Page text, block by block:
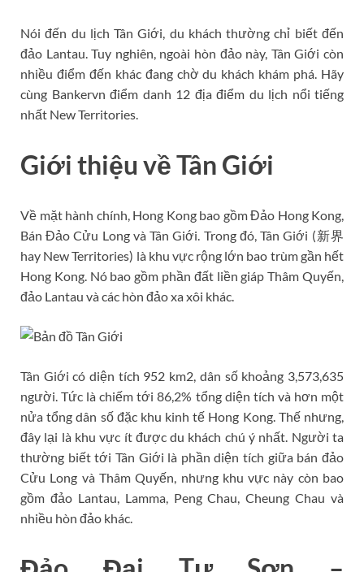
Nói đến du lịch Tân Giới, du khách thường chỉ biết đến
đảo Lantau. Tuy nghiên, ngoài hòn đảo này, Tân Giới còn
nhiều điểm đến khác đang chờ du khách khám phá. Hãy
cùng Bankervn điểm danh 12 địa điểm du lịch nổi tiếng
nhất New Territories.
Giới thiệu về Tân Giới
Về mặt hành chính, Hong Kong bao gồm Đảo Hong Kong,
Bán Đảo Cửu Long và Tân Giới. Trong đó, Tân Giới (新界
hay New Territories) là khu vực rộng lớn bao trùm gần hết
Hong Kong. Nó bao gồm phần đất liền giáp Thâm Quyến,
đảo Lantau và các hòn đảo xa xôi khác.
Tân Giới có diện tích 952 km2, dân số khoảng 3,573,635
người. Tức là chiếm tới 86,2% tổng diện tích và hơn một
nửa tổng dân số đặc khu kinh tế Hong Kong. Thế nhưng,
đây lại là khu vực ít được du khách chú ý nhất. Người ta
thường biết tới Tân Giới là phần diện tích giữa bán đảo
Cửu Long và Thâm Quyến, nhưng khu vực này còn bao
gồm đảo Lantau, Lamma, Peng Chau, Cheung Chau và
nhiều hòn đảo khác.